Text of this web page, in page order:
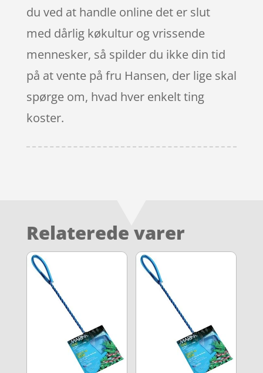
du ved at handle online det er slut
med dårlig køkultur og vrissende
mennesker, så spilder du ikke din tid
på at vente på fru Hansen, der lige skal
spørge om, hvad hver enkelt ting
koster.
Relaterede varer